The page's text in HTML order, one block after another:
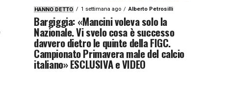
HANNO DETTO 1 settimana ago Alberto Petrosilli
Bargiggia: «Mancini voleva solo la
Nazionale. Vi svelo cosa è successo
davvero dietro le quinte della FIGC.
Campionato Primavera male del calcio
italiano» ESCLUSIVA e VIDEO